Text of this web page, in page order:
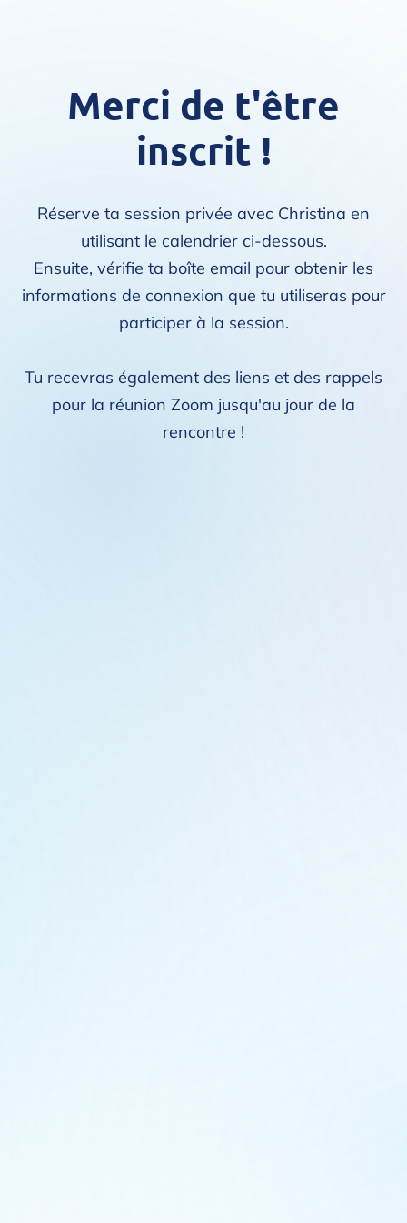
Merci de t'être
inscrit !
Réserve ta session privée avec Christina en
utilisant le calendrier ci-dessous.
Ensuite, vérifie ta boîte email pour obtenir les
informations de connexion que tu utiliseras pour
participer à la session.
Tu recevras également des liens et des rappels
pour la réunion Zoom jusqu'au jour de la
rencontre !